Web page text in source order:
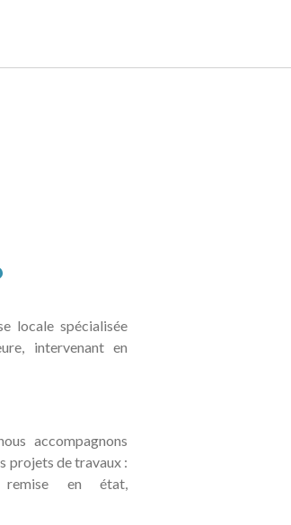
locale spécialisée
intervenant en
accompagnons
projets de travaux :
remise en état,